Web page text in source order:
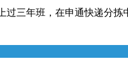
过三年班，在申通快递分拣